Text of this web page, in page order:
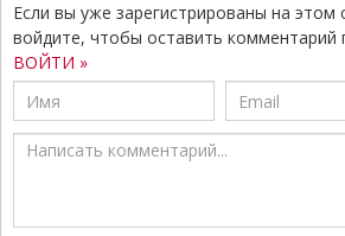
Если вы уже зарегистрированы на этом
войдите, чтобы оставить комментарий
ВОЙТИ »